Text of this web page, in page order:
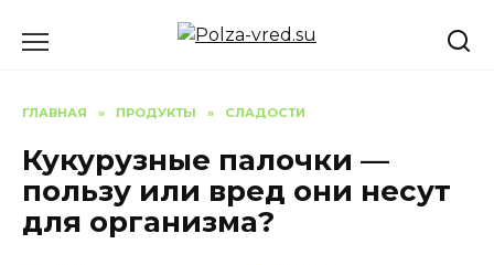
ГЛАВНАЯ » ПРОДУКТЫ » СЛАДОСТИ
Кукурузные палочки —
пользу или вред они несут
для организма?